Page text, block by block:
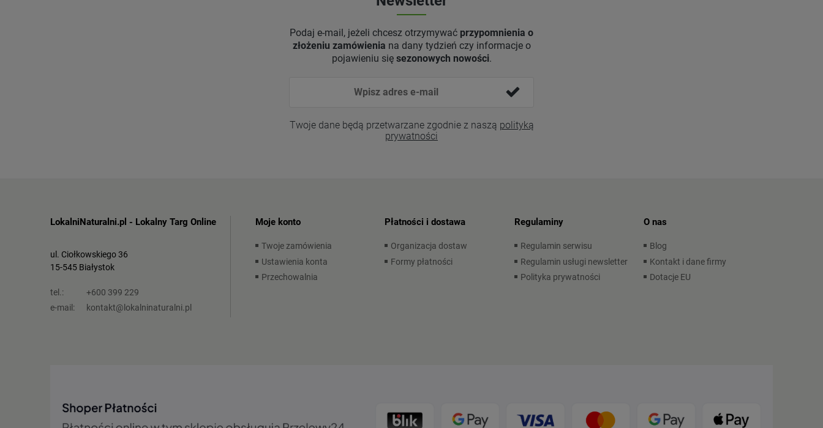
Podaj e-mail, jeżeli chcesz otrzymywać przypomnienia o
złożeniu zamówienia na dany tydzień czy informacje o
pojawieniu się sezonowych nowości.
Twoje dane będą przetwarzane zgodnie z naszą polityką
prywatności
LokalniNaturalni.pl - Lokalny Targ Online
ul. Ciołkowskiego 36
15-545 Białystok
tel.:
+600 399 229
e-mail:
kontakt@lokalninaturalni.pl
Moje konto
Twoje zamówienia
Ustawienia konta
Przechowalnia
Płatności i dostawa
Organizacja dostaw
Formy płatności
Regulaminy
Regulamin serwisu
Regulamin usługi newsletter
Polityka prywatności
O nas
Blog
Kontakt i dane firmy
Dotacje EU